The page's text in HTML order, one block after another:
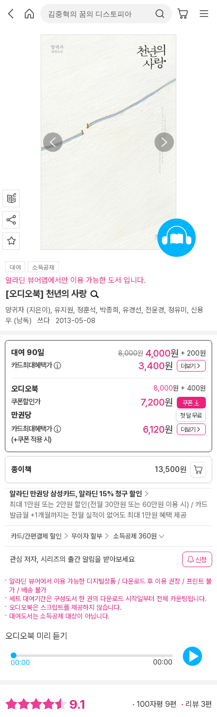
대여 소득공제
알라딘 뷰어앱에서만 이용 가능한 도서 입니다.
[오디오북] 천년의 사랑
양귀자 (지은이), 유지원, 정훈석, 박종희 , 유경선, 전윤경, 정유미 , 신용
우 (낭독) 쓰다 2013-05-08
대여 90일 8,000원 4,000원 + 200원
카드최대혜택가
3,400원 더보기
오디오북 8,000원 + 400원
쿠폰할인가 7,200원 쿠폰
만권당 첫 달 무료
카드최대혜택가
(+쿠폰 적용 시)
6,120원 더보기
종이책 13,500원
알라딘 만권당 삼성카드, 알라딘 15% 청구 할인
최대 1만원 또는 2만원 할인(전월 30만원 또는 60만원 이용 시) / 카드
발급월 +1개월까지는 전월 실적이 없어도 최대 1만원 혜택 제공
카드/간편결제 할인 무이자 할부 소득공제 360원
관심 저자, 시리즈의 출간 알림을 받아보세요 신청
알라딘 뷰어에서 이용 가능한 디지털상품 / 다운로드 후 이용 권장 / 프린트 불
가 / 배송 불가
세트 대여기간은 구성도서 한 권의 다운로드 시작일부터 전체 카운팅됩니다.
오디오북은 스크립트를 제공하지 않습니다.
대여도서는 소득공제 대상이 아닙니다.
오디오북 미리 듣기
00:00 00:00
9.1 100자평 9편 리뷰 3편